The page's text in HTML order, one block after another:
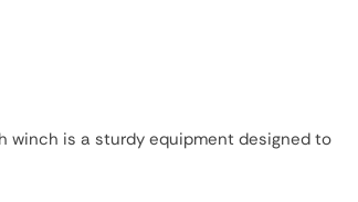
winch is a sturdy equipment designed to